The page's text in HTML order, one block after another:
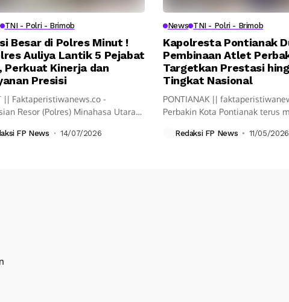
TNI - Polri - Brimob
Besar di Polres Minut !
Auliya Lantik 5 Pejabat
Perkuat Kinerja dan
Presisi
|| Faktaperistiwanews.co -
Resor (Polres) Minahasa Utara
FP News 14/07/2026
News TNI - Polri - Brimob
Kapolresta Pontianak
Pembinaan Atlet
Targetkan Prestasi
Tingkat Nasional
PONTIANAK ||
Perbakin Kota Pontianak terus
Redaksi FP News 11/05/2026